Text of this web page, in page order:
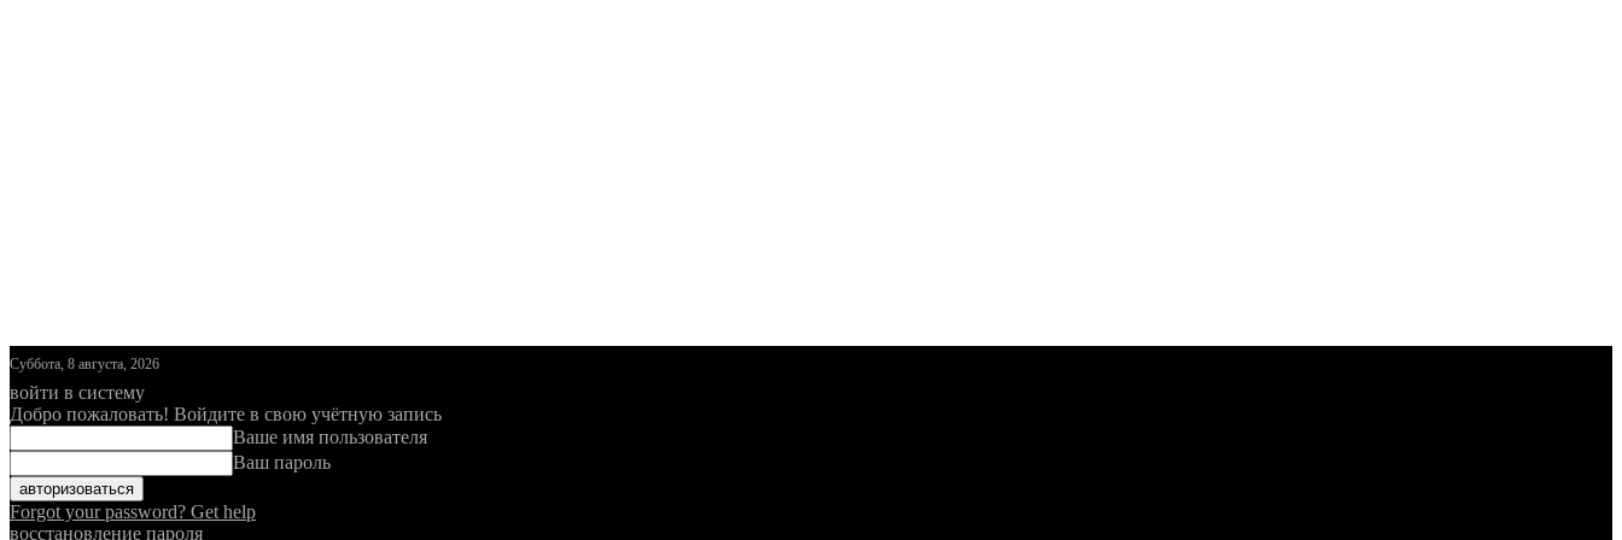
Суббота, 8 августа, 2026
войти в систему
Добро пожаловать! Войдите в свою учётную запись
Ваше имя пользователя
Ваш пароль
Forgot your password? Get help
восстановление пароля